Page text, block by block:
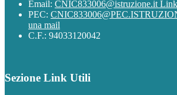
Email: CNIC833006@istruzione.it
PEC:
una mail
C.F.: 94033120042
Sezione Link Utili